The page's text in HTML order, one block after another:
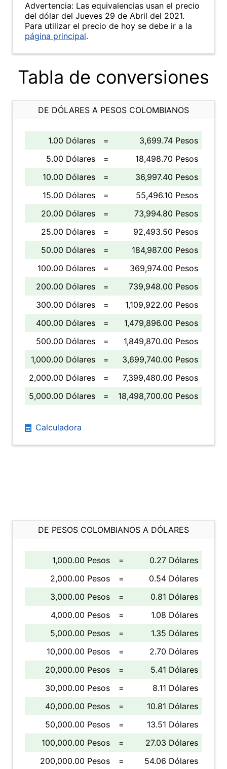
Advertencia: Las equivalencias usan el precio
del dólar del Jueves 29 de Abril del 2021.
Para utilizar el precio de hoy se debe ir a la
página principal.
Tabla de conversiones
DE DÓLARES A PESOS COLOMBIANOS
1.00 Dólares =
3,699.74 Pesos
5.00 Dólares
=
18,498.70 Pesos
10.00 Dólares
=
36,997.40 Pesos
15.00 Dólares
=
55,496.10 Pesos
20.00 Dólares
=
73,994.80 Pesos
25.00 Dólares
=
92,493.50 Pesos
50.00 Dólares
=
184,987.00 Pesos
100.00 Dólares
=
369,974.00 Pesos
200.00 Dólares
=
739,948.00 Pesos
300.00 Dólares
=
1,109,922.00 Pesos
400.00 Dólares
=
1,479,896.00 Pesos
500.00 Dólares
=
1,849,870.00 Pesos
1,000.00 Dólares
=
3,699,740.00 Pesos
2,000.00 Dólares
=
7,399,480.00 Pesos
5,000.00 Dólares
= 18,498,700.00 Pesos
Calculadora
DE PESOS COLOMBIANOS A DÓLARES
1,000.00 Pesos =
0.27 Dólares
2,000.00 Pesos
=
0.54 Dólares
3,000.00 Pesos
=
0.81 Dólares
4,000.00 Pesos
=
1.08 Dólares
5,000.00 Pesos
=
1.35 Dólares
10,000.00 Pesos
=
2.70 Dólares
20,000.00 Pesos
=
5.41 Dólares
30,000.00 Pesos
=
8.11 Dólares
40,000.00 Pesos
=
10.81 Dólares
50,000.00 Pesos
=
13.51 Dólares
100,000.00 Pesos
=
27.03 Dólares
200,000.00 Pesos
= 54.06 Dólares